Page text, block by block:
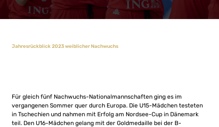
Jahresrückblick 2023 weiblicher Nachwuchs
Für gleich fünf Nachwuchs-Nationalmannschaften ging es im
vergangenen Sommer quer durch Europa. Die U15-Mädchen testeten
in Tschechien und nahmen mit Erfolg am Nordsee-Cup in Dänemark
teil. Den U16-Mädchen gelang mit der Goldmedaille bei der B-